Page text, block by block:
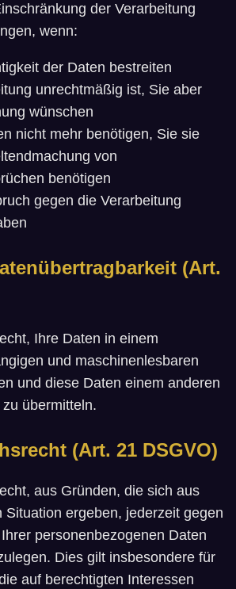
der Verarbeitung
wenn:
der Daten bestreiten
unrechtmäßig ist, Sie aber
wünschen
nicht mehr benötigen, Sie sie
von
benötigen
gegen die Verarbeitung
(Art.
Ihre Daten in einem
und maschinenlesbaren
und diese Daten einem anderen
übermitteln.
(Art. 21 DSGVO)
aus Gründen, die sich aus
Situation ergeben, jederzeit gegen
personenbezogenen Daten
Dies gilt insbesondere für
auf berechtigten Interessen